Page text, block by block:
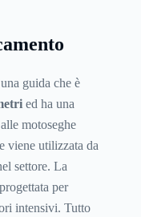
guida che è
ed ha una
motoseghe
viene utilizzata da
settore. La
per
intensivi. Tutto